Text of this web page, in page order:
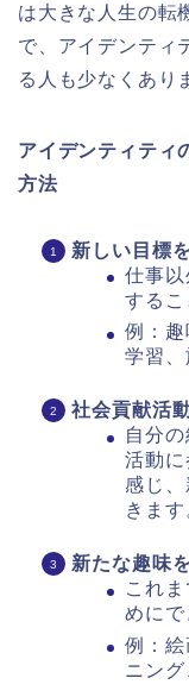
は大きな人生の転
で、アイデンティ
る人も少なくあり
アイデンティティ
方法
新しい目標
仕事
するこ
例：
学習
社会貢献活
自分
活動
感じ
きます
新たな趣味
これ
めにで
例：
ニン